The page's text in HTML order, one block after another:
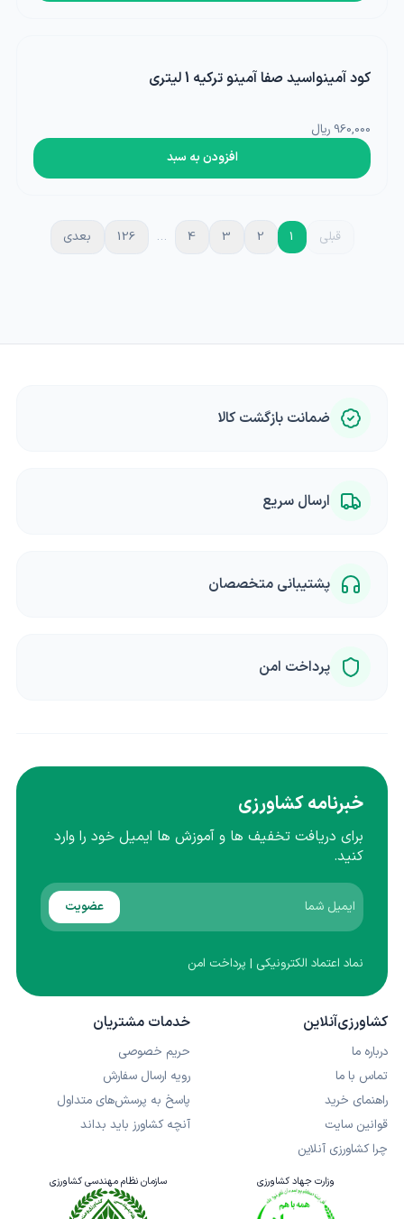
کود آمینواسید صفا آمینو ترکیه 1 لیتری
960,000 ریال
افزودن به سبد
قبلی 1
2
3
4
…
126 بعدی
ضمانت بازگشت کالا
ارسال سریع
پشتیبانی متخصصان
پرداخت امن
خبرنامه کشاورزی
برای دریافت تخفیف ها و آموزش ها ایمیل خود را وارد
کنید.
عضویت
نماد اعتماد الکترونیکی | پرداخت امن
کشاورزی‌آنلاین
درباره ما
تماس با ما
راهنمای خرید
قوانین سایت
چرا کشاورزی آنلاین
خدمات مشتریان
حریم خصوصی
رویه ارسال سفارش
پاسخ به پرسش‌های متداول
آنچه کشاورز باید بداند
وزارت جهاد کشاورزی سازمان نظام مهندسی کشاورزی